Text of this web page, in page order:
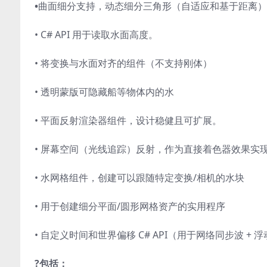
•曲面细分支持，动态细分三角形（自适应和基于距离）
• C# API 用于读取水面高度。
• 将变换与水面对齐的组件（不支持刚体）
• 透明蒙版可隐藏船等物体内的水
• 平面反射渲染器组件，设计稳健且可扩展。
• 屏幕空间（光线追踪）反射，作为直接着色器效果实现
• 水网格组件，创建可以跟随特定变换/相机的水块
• 用于创建细分平面/圆形网格资产的实用程序
• 自定义时间和世界偏移 C# API（用于网络同步波 + 浮
?包括：